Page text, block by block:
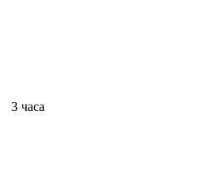
3 часа